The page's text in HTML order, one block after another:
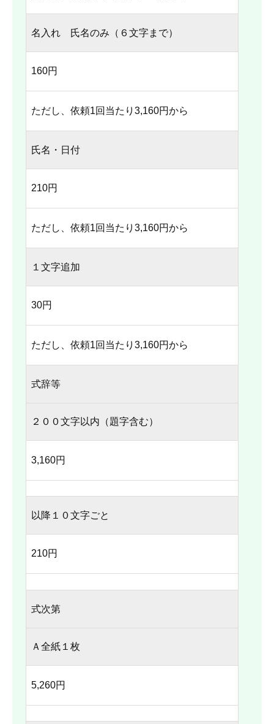
名入れ 氏名のみ（６文字まで）
160円
ただし、依頼1回当たり3,160円から
氏名・日付
210円
ただし、依頼1回当たり3,160円から
１文字追加
30円
ただし、依頼1回当たり3,160円から
式辞等
２００文字以内（題字含む）
3,160円
以降１０文字ごと
210円
式次第
Ａ全紙１枚
5,260円